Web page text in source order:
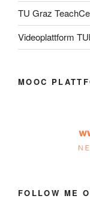
TU Graz
Videoplattform
MOOC
FOLLOW ME